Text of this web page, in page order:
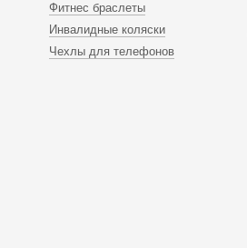
Фитнес браслеты
Инвалидные коляски
Чехлы для телефонов